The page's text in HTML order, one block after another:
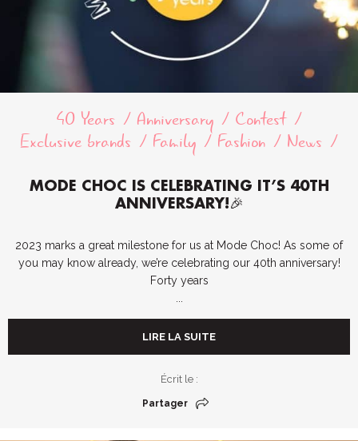
40 Years Anniversary
Contest
Exclusive brands
Family Fashion News
MODE CHOC IS CELEBRATING IT’S 40TH
ANNIVERSARY!🎉
2023 marks a great milestone for us at Mode Choc! As some of
you may know already, we’re celebrating our 40th anniversary!
Forty years
LIRE LA SUITE
Écrit le :
Partager